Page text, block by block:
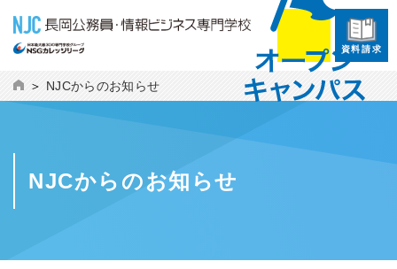
資料請求
NJCからのお知らせ
NJCからのお知らせ